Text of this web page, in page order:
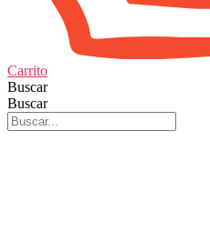
Carrito
Buscar
Buscar